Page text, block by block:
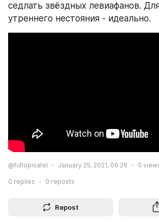
седлать звёздных левиафанов.
утреннего нестояния - идеально.
@fuflopisatel January 25, 2021, 06:26 0
0 replies 0 reposts
Repost